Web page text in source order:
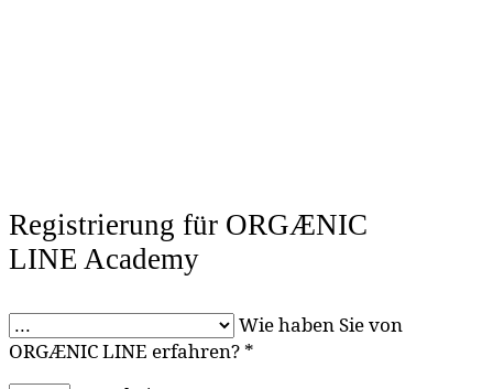
Registrierung für ORGÆNIC
LINE Academy
Wie haben Sie von
ORGÆNIC LINE erfahren? *